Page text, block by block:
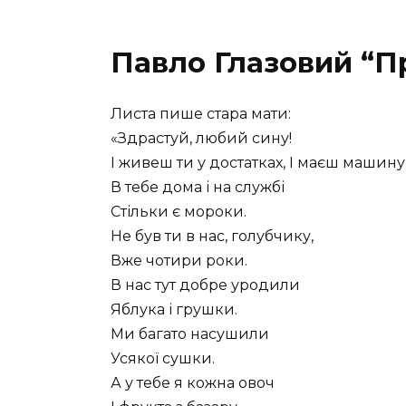
Павло Глазовий
Листа пише стара мати:
«Здрастуй, любий сину!
І живеш ти у достатках, І маєш
В тебе дома і на службі
Стільки є мороки.
Не був ти в нас, голубчику,
Вже чотири роки.
В нас тут добре уродили
Яблука і грушки.
Ми багато насушили
Усякої сушки.
А у тебе я кожна овоч